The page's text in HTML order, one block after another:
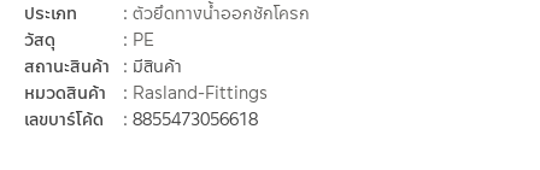
ประเภท
ตัวยึดทางน้ำออกชักโครก
วัสดุ
PE
สถานะสินค้า
มีสินค้า
หมวดสินค้า
Rasland-Fittings
เลขบาร์โค้ด
8855473056618